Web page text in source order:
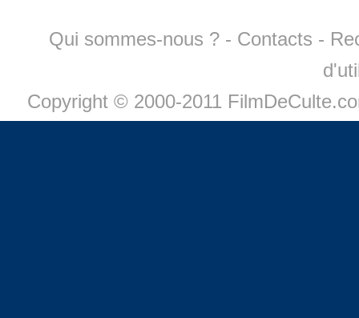
Qui sommes-nous ? - Contacts -
Copyright © 2000-2011